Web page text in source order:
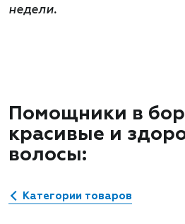
недели.
Помощники в
красивые и
волосы:
Категории товаров